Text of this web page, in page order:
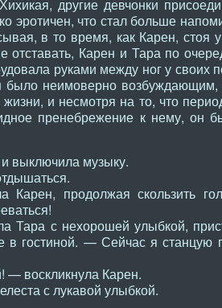
другие девчонки
эротичен, что стал больше
в то время, как Карен, стоя
отставать, Карен и Тара по
руками между ног у своих
было неимоверно
и несмотря на то, что
пренебрежение к нему, он
выключила музыку.
продолжая скользить
Тара с нехорошей улыбкой,
гостиной. — Сейчас я станцую
воскликнула Карен.
с лукавой улыбкой.